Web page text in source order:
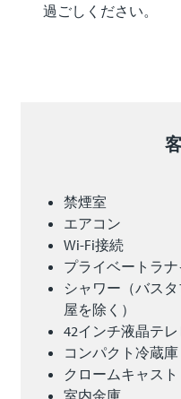
過ごしください。
禁煙室
エアコン
Wi-Fi接続
プライベートラナ
シャワー（バス
屋を除く）
42インチ液晶テ
コンパクト冷蔵庫
クロームキャスト
室内金庫